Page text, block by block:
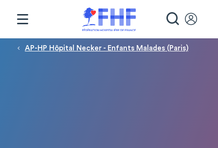
Fil d'Ariane
AP-HP Hôpital Necker - Enfants Malades (Paris)
Panneau de gestion des cookies